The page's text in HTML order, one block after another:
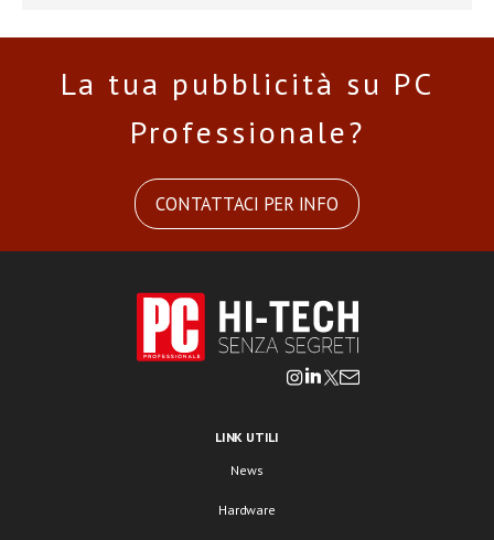
La tua pubblicità su PC
Professionale?
CONTATTACI PER INFO
LINK UTILI
News
Hardware